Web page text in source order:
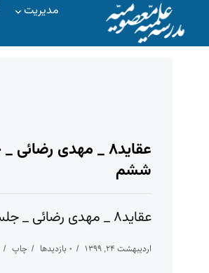
مدیریت
عقاید۸ _ مهدی
ششم
عقاید۸ _ مهدی رضائی _ جلسه سی و ششم
اردیبهشت ۲۴, ۱۳۹۹ ۰ بازدیدها چاپ